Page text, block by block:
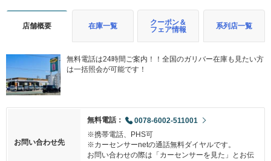
店舗概要 在庫一覧
クーポン＆
フェア情報
系列店一覧
無料電話は24時間ご案内！！全国のガリバー在庫も見たい方
は一括照会が可能です！
お問い合わせ先
無料電話：
0078-6002-511001
※携帯電話、PHS可
※カーセンサーnetの通話無料ダイヤルです。
お問い合わせの際は「カーセンサーを見た」とお伝